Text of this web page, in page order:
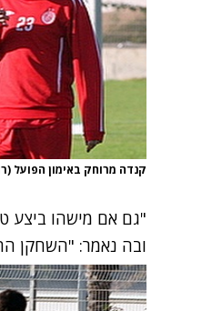
קנדה מרוחק באימון הפועל
"גם אם מישהו ביצע
ובה נאמר: "השחקן